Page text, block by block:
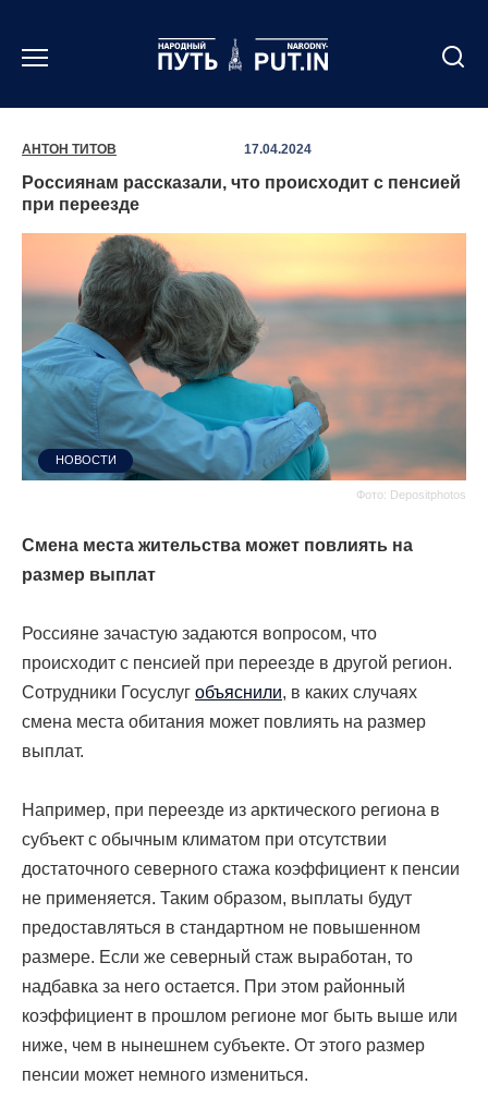
содержанию
АНТОН ТИТОВ 17.04.2024
Россиянам рассказали, что происходит с пенсией
при переезде
Фото: Depositphotos
НОВОСТИ
Смена места жительства может повлиять на
размер выплат
Россияне зачастую задаются вопросом, что
происходит с пенсией при переезде в другой регион.
Сотрудники Госуслуг объяснили, в каких случаях
смена места обитания может повлиять на размер
выплат.
Например, при переезде из арктического региона в
субъект с обычным климатом при отсутствии
достаточного северного стажа коэффициент к пенсии
не применяется. Таким образом, выплаты будут
предоставляться в стандартном не повышенном
размере. Если же северный стаж выработан, то
надбавка за него остается. При этом районный
коэффициент в прошлом регионе мог быть выше или
ниже, чем в нынешнем субъекте. От этого размер
пенсии может немного измениться.